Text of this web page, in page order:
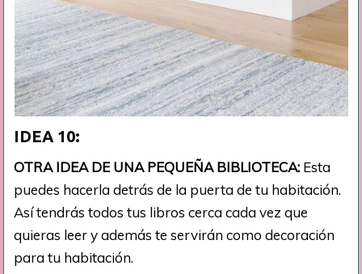
IDEA 10:
OTRA IDEA DE UNA PEQUEÑA BIBLIOTECA: Esta
puedes hacerla detrás de la puerta de tu habitación.
Así tendrás todos tus libros cerca cada vez que
quieras leer y además te servirán como decoración
para tu habitación.